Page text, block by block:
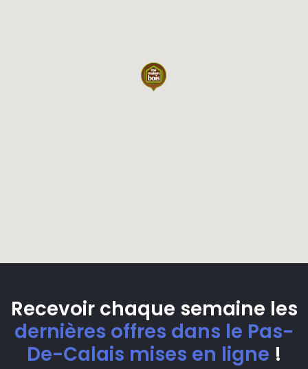
Recevoir chaque semaine les
dernières offres dans le Pas-
De-Calais mises en ligne !